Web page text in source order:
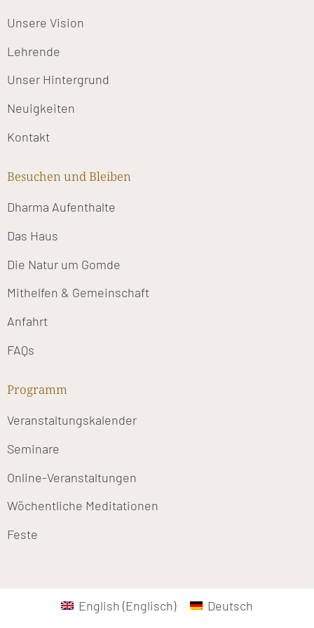
Unsere Vision
Lehrende
Unser Hintergrund
Neuigkeiten
Kontakt
Besuchen und Bleiben
Dharma Aufenthalte
Das Haus
Die Natur um Gomde
Mithelfen & Gemeinschaft
Anfahrt
FAQs
Programm
Veranstaltungskalender
Seminare
Online-Veranstaltungen
Wöchentliche Meditationen
Feste
English (Englisch) Deutsch